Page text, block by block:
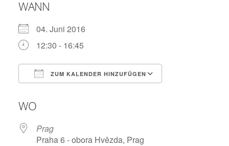
WANN
04. Juni 2016
12:30 - 16:45
ZUM KALENDER HINZUFÜGEN
WO
Prag
Praha 6 - obora Hvězda, Prag